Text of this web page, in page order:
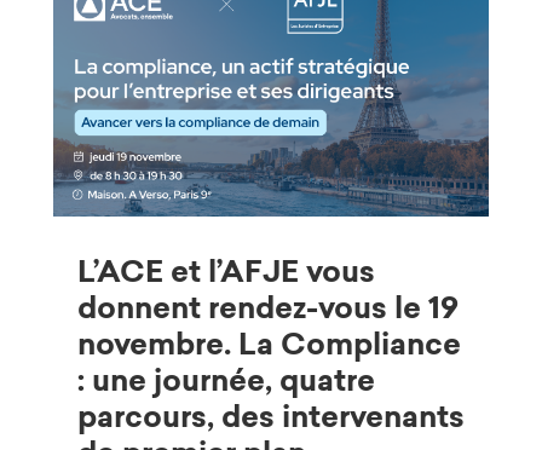
L’ACE et l’AFJE vous
donnent rendez-vous le 19
novembre. La Compliance
: une journée, quatre
parcours, des intervenants